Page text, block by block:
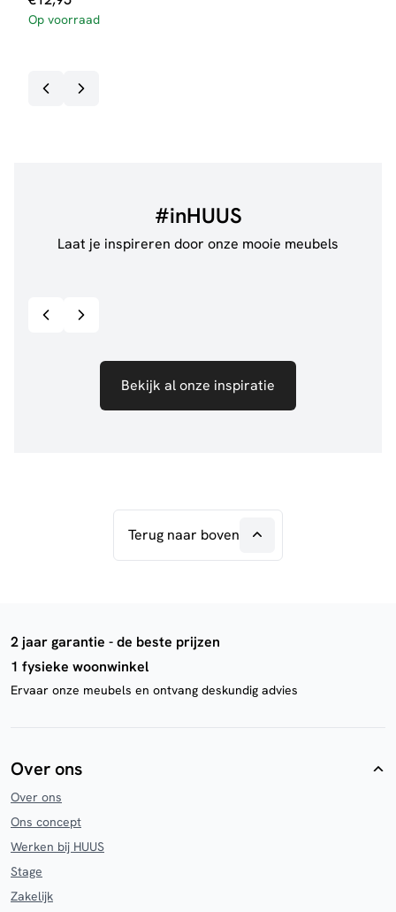
Op voorraad
#inHUUS
Laat je inspireren door onze mooie meubels
Bekijk al onze inspiratie
Terug naar boven
2 jaar garantie - de beste prijzen
1 fysieke woonwinkel
Ervaar onze meubels en ontvang deskundig advies
Over ons
Over ons
Ons concept
Werken bij HUUS
Stage
Zakelijk